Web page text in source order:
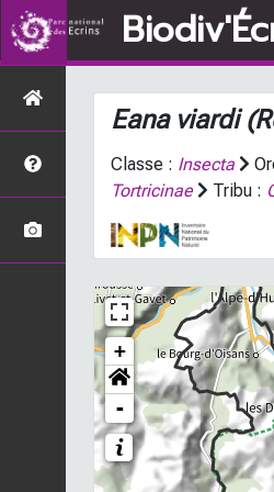
Eana viardi
Classe : Insecta
Tortricinae
Tribu :
+
-